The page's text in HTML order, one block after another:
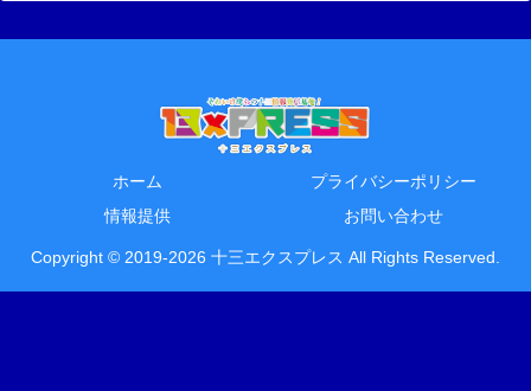
ホーム
プライバシーポリシー
情報提供
お問い合わせ
Copyright © 2019-2026 十三エクスプレス All Rights Reserved.